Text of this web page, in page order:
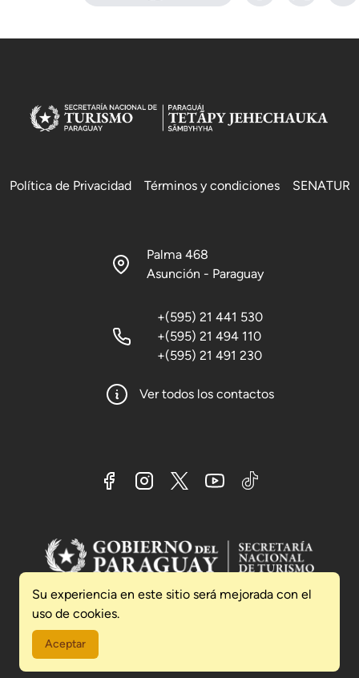
Su experiencia en este sitio será mejorada con el
uso de cookies.
Aceptar
Política de Privacidad Términos y condiciones SENATUR
Palma 468
Asunción - Paraguay
+(595) 21 441 530
+(595) 21 494 110
+(595) 21 491 230
Ver todos los contactos
2026 © Secretaría Nacional de Turismo SENATUR
Presidencia de la República del Paraguay